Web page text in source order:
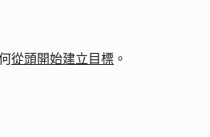
從頭開始建立目標 。